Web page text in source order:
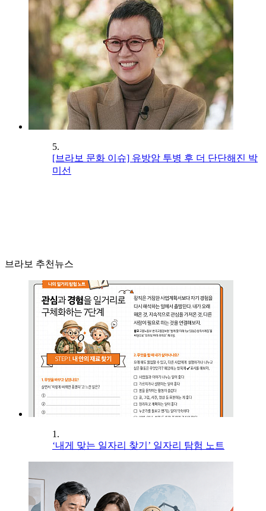
5.
[브라보 문화 이슈] 유방암 투병 후 더 단단해진 박
미선
브라보 추천뉴스
1.
‘내게 맞는 일자리 찾기’ 일자리 탐험 노트